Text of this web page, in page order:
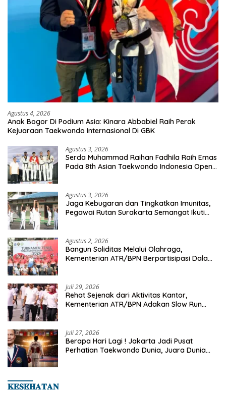
Agustus 4, 2026
Anak Bogor Di Podium Asia: Kinara Abbabiel Raih Perak
Kejuaraan Taekwondo Internasional Di GBK
Agustus 3, 2026
Serda Muhammad Raihan Fadhila Raih Emas
Pada 8th Asian Taekwondo Indonesia Open
Agustus 3, 2026
Jaga Kebugaran dan Tingkatkan Imunitas,
Pegawai Rutan Surakarta Semangat Ikuti
Agustus 2, 2026
Bangun Soliditas Melalui Olahraga,
Kementerian ATR/BPN Berpartisipasi Dalam
Juli 29, 2026
Rehat Sejenak dari Aktivitas Kantor,
Kementerian ATR/BPN Adakan Slow Run
Juli 27, 2026
Berapa Hari Lagi ! Jakarta Jadi Pusat
Perhatian Taekwondo Dunia, Juara Dunia
𝐊𝐄𝐒𝐄𝐇𝐀𝐓𝐀𝐍